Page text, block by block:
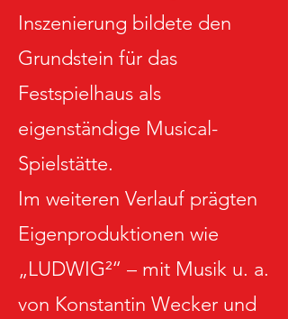
Inszenierung bildete den
Grundstein für das
Festspielhaus als
eigenständige Musical-
Spielstätte.
Im weiteren Verlauf prägten
Eigenproduktionen wie
„LUDWIG²“ – mit Musik u. a.
von Konstantin Wecker und